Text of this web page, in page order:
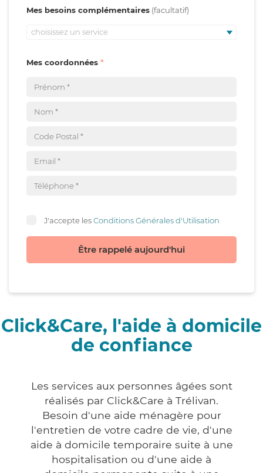
Mes besoins complémentaires
choisissez un service
Mes coordonnées
J'accepte lesConditions Générales d'Utilisation
Être rappelé aujourd'hui
Click&Care, l'aide à domicile
de confiance
Les services aux personnes âgées sont
réalisés par Click&Care à Trélivan.
Besoin d'une aide ménagère pour
l'entretien de votre cadre de vie, d'une
aide à domicile temporaire suite à une
hospitalisation ou d'une aide à